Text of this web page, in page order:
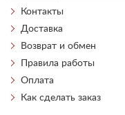
Контакты
Доставка
Возврат и обмен
Правила работы
Оплата
Как сделать заказ